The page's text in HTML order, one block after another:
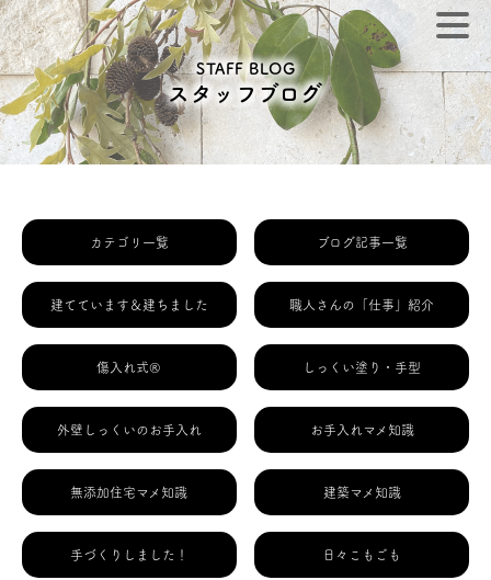
STAFF BLOG
スタッフブログ
カテゴリ一覧 ブログ記事一覧
建てています＆建ちました 職人さんの「仕事」紹介
傷入れ式® しっくい塗り・手型
外壁しっくいのお手入れ お手入れマメ知識
無添加住宅マメ知識 建築マメ知識
手づくりしました！ 日々こもごも